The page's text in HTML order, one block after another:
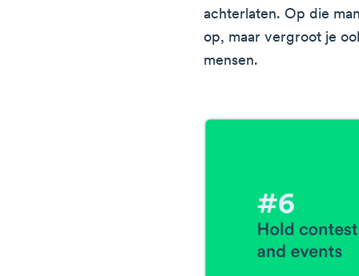
achterlaten. Op die
op, maar vergroot je
mensen.